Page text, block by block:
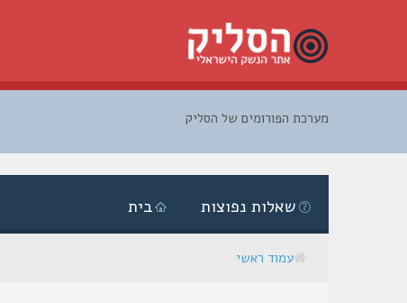
מערכת הפורומים של הסליק
בית שאלות נפוצות
עמוד ראשי